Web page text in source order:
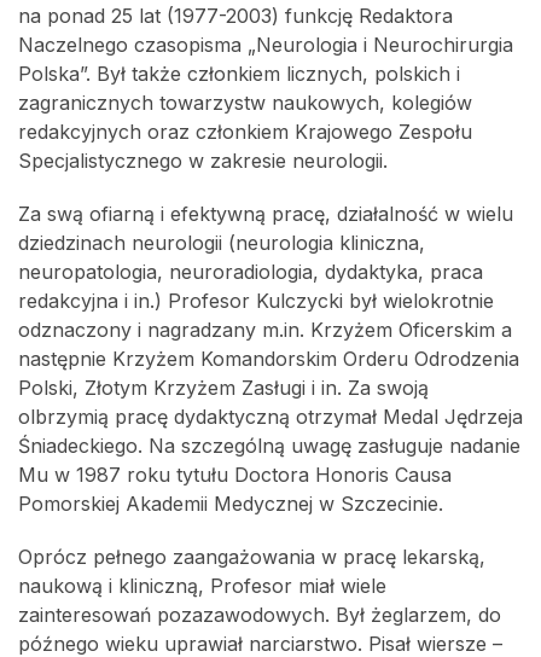
na ponad 25 lat (1977-2003) funkcję Redaktora
Naczelnego czasopisma „Neurologia i Neurochirurgia
Polska”. Był także członkiem licznych, polskich i
zagranicznych towarzystw naukowych, kolegiów
redakcyjnych oraz członkiem Krajowego Zespołu
Specjalistycznego w zakresie neurologii.
Za swą ofiarną i efektywną pracę, działalność w wielu
dziedzinach neurologii (neurologia kliniczna,
neuropatologia, neuroradiologia, dydaktyka, praca
redakcyjna i in.) Profesor Kulczycki był wielokrotnie
odznaczony i nagradzany m.in. Krzyżem Oficerskim a
następnie Krzyżem Komandorskim Orderu Odrodzenia
Polski, Złotym Krzyżem Zasługi i in. Za swoją
olbrzymią pracę dydaktyczną otrzymał Medal Jędrzeja
Śniadeckiego. Na szczególną uwagę zasługuje nadanie
Mu w 1987 roku tytułu Doctora Honoris Causa
Pomorskiej Akademii Medycznej w Szczecinie.
Oprócz pełnego zaangażowania w pracę lekarską,
naukową i kliniczną, Profesor miał wiele
zainteresowań pozazawodowych. Był żeglarzem, do
późnego wieku uprawiał narciarstwo. Pisał wiersze –